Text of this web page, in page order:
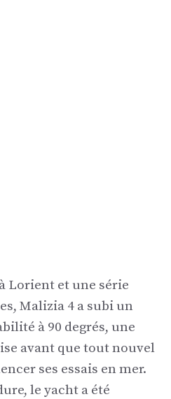
Lorient et une série
Malizia 4 a subi un
à 90 degrés, une
avant que tout nouvel
ses essais en mer.
le yacht a été